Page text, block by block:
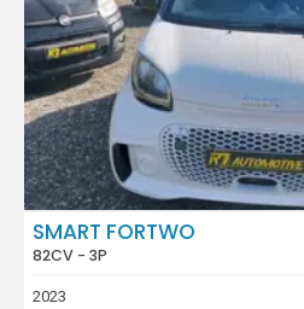
SMART FORTWO
82CV - 3P
2023